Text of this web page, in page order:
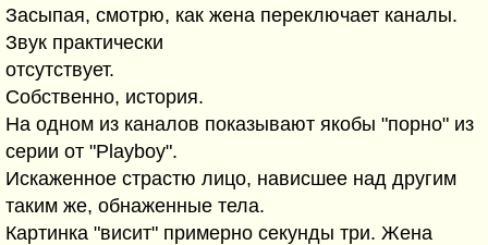
Засыпая, смотрю, как жена переключает каналы.
Звук практически
отсутствует.
Собственно, история.
На одном из каналов показывают якобы "порно" из
серии от "Playboy".
Искаженное страстю лицо, нависшее над другим
таким же, обнаженные тела.
Картинка "висит" примерно секунды три. Жена